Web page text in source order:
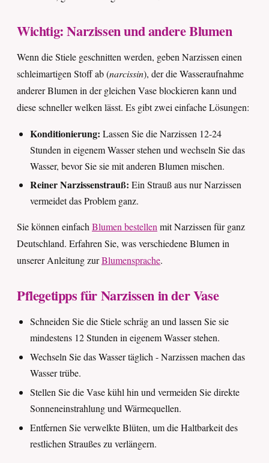
Wichtig: Narzissen und andere Blumen
Wenn die Stiele geschnitten werden, geben Narzissen einen
schleimartigen Stoff ab (narcissin), der die Wasseraufnahme
anderer Blumen in der gleichen Vase blockieren kann und
diese schneller welken lässt. Es gibt zwei einfache Lösungen:
Konditionierung: Lassen Sie die Narzissen 12-24
Stunden in eigenem Wasser stehen und wechseln Sie das
Wasser, bevor Sie sie mit anderen Blumen mischen.
Reiner Narzissenstrauß: Ein Strauß aus nur Narzissen
vermeidet das Problem ganz.
Sie können einfachBlumen bestellenmit Narzissen für ganz
Deutschland. Erfahren Sie, was verschiedene Blumen in
unserer Anleitung zurBlumensprache.
Pflegetipps für Narzissen in der Vase
Schneiden Sie die Stiele schräg an und lassen Sie sie
mindestens 12 Stunden in eigenem Wasser stehen.
Wechseln Sie das Wasser täglich - Narzissen machen das
Wasser trübe.
Stellen Sie die Vase kühl hin und vermeiden Sie direkte
Sonneneinstrahlung und Wärmequellen.
Entfernen Sie verwelkte Blüten, um die Haltbarkeit des
restlichen Straußes zu verlängern.